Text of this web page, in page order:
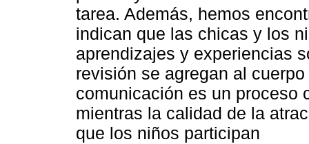
tarea. Además, hemos
indican que las chicas y los
aprendizajes y experiencias
revisión se agregan al
comunicación es un proceso
mientras la calidad de la
que los niños participan